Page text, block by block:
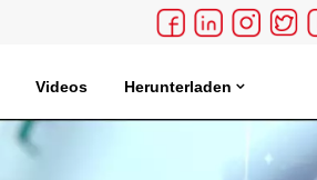
Videos Herunterladen